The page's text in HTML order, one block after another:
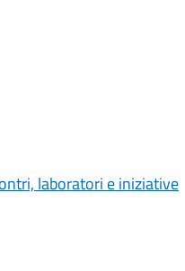
laboratori e iniziative